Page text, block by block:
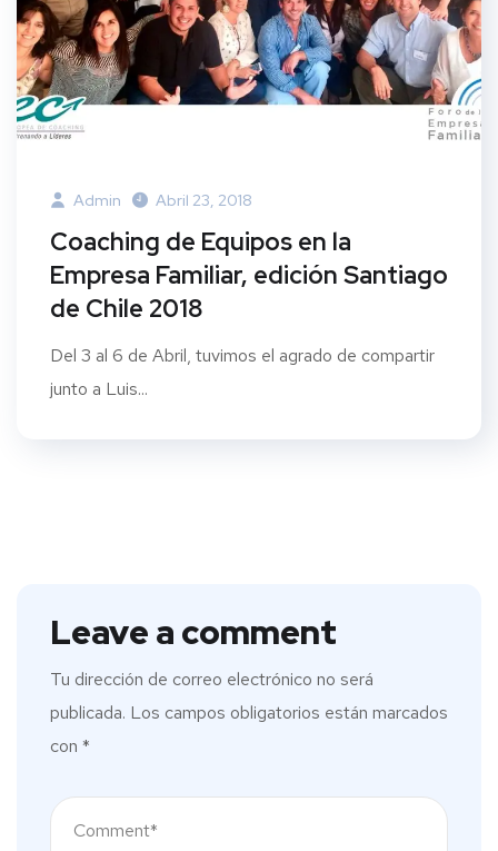
Admin Abril 23, 2018
Coaching de Equipos en la
Empresa Familiar, edición Santiago
de Chile 2018
Del 3 al 6 de Abril, tuvimos el agrado de compartir
junto a Luis...
Leave a comment
Tu dirección de correo electrónico no será
publicada. Los campos obligatorios están marcados
con *